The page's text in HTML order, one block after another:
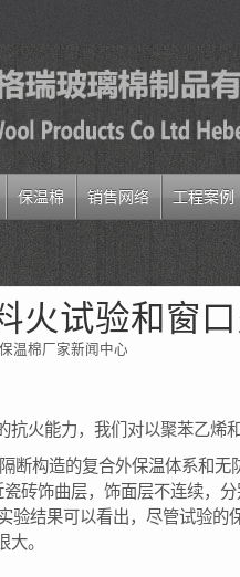
保温棉 销售网络 工程案例
火试验和窗
保温棉厂家新闻中心
抗火能力，我们对以聚苯乙烯
断构造的复合外保温体系和
砖饰曲层，饰面层不连续，
验结果可以看出，尽管试验
。